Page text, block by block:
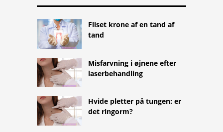
Fliset krone af en tand af
tand
Misfarvning i øjnene efter
laserbehandling
Hvide pletter på tungen: er
det ringorm?